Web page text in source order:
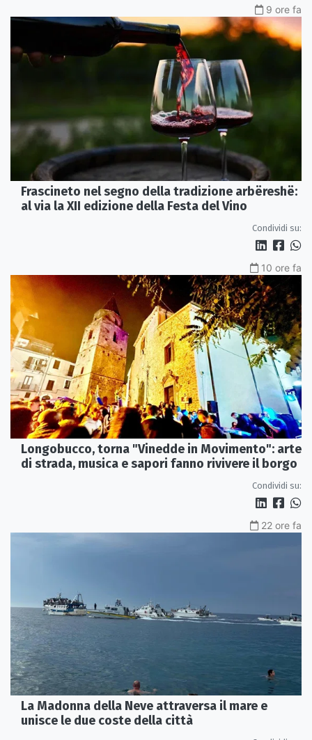
9 ore fa
Frascineto nel segno della tradizione arbëreshë:
al via la XII edizione della Festa del Vino
Condividi su:
10 ore fa
Longobucco, torna "Vinedde in Movimento": arte
di strada, musica e sapori fanno rivivere il borgo
Condividi su:
22 ore fa
La Madonna della Neve attraversa il mare e
unisce le due coste della città